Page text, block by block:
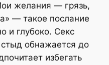
желания — грязь,
— такое послание
и глубоко. Секс
стыд обнажается до
избегать